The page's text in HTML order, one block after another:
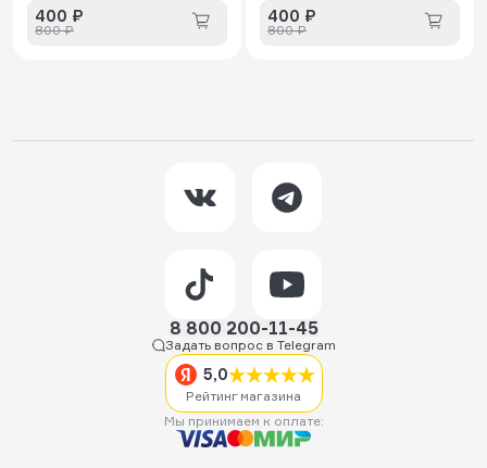
400 ₽
800 ₽
400 ₽
800 ₽
8 800 200-11-45
Задать вопрос в Telegram
5,0
Рейтинг магазина
Мы принимаем к оплате: